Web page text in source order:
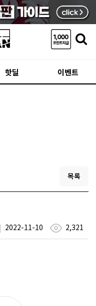
핫딜 이벤트
목록
2022-11-10 2,321